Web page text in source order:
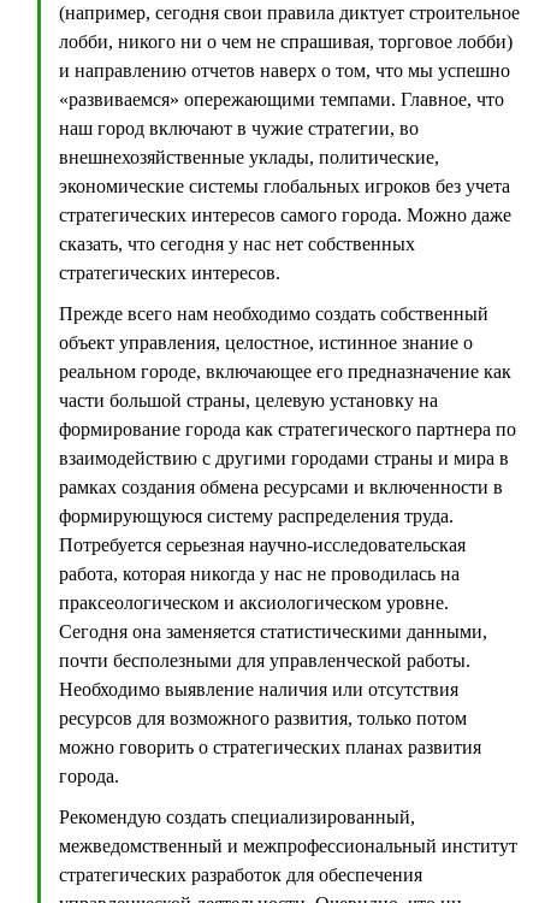
(например, сегодня свои правила диктует строительное
лобби, никого ни о чем не спрашивая, торговое лобби)
и направлению отчетов наверх о том, что мы успешно
«развиваемся» опережающими темпами. Главное, что
наш город включают в чужие стратегии, во
внешнехозяйственные уклады, политические,
экономические системы глобальных игроков без учета
стратегических интересов самого города. Можно даже
сказать, что сегодня у нас нет собственных
стратегических интересов.
Прежде всего нам необходимо создать собственный
объект управления, целостное, истинное знание о
реальном городе, включающее его предназначение как
части большой страны, целевую установку на
формирование города как стратегического партнера по
взаимодействию с другими городами страны и мира в
рамках создания обмена ресурсами и включенности в
формирующуюся систему распределения труда.
Потребуется серьезная научно-исследовательская
работа, которая никогда у нас не проводилась на
праксеологическом и аксиологическом уровне.
Сегодня она заменяется статистическими данными,
почти бесполезными для управленческой работы.
Необходимо выявление наличия или отсутствия
ресурсов для возможного развития, только потом
можно говорить о стратегических планах развития
города.
Рекомендую создать специализированный,
межведомственный и межпрофессиональный институт
стратегических разработок для обеспечения